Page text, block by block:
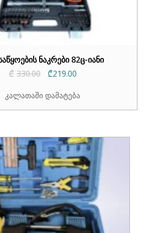
ნაკრები 82ც-იანი
₾ 330.00
Original
was:
₾219.00Current
is:
კალათაში დამატება